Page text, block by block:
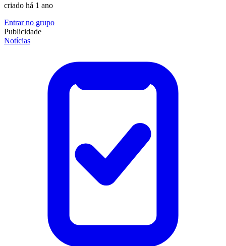
criado há 1 ano
Entrar no grupo
Publicidade
Notícias